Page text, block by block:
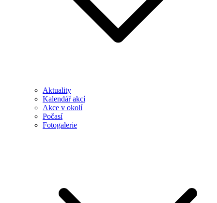
Aktuality
Kalendář akcí
Akce v okolí
Počasí
Fotogalerie